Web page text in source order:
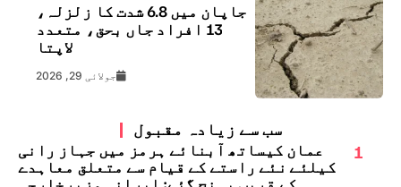
جاپان میں 6.8 شدت کا زلزلہ،
13 افراد جاں بحق، متعدد
لاپتا
جولائی 29, 2026
سب سے زیادہ مقبول
1
عمان کیساتھ آبنائے ہرمز میں جہاز رانی
کیلئے نئے راستے کے قیام سے متعلق معاہدے